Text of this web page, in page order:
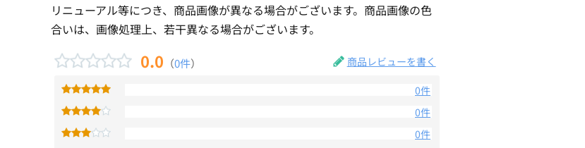
リニューアル等につき、商品画像が異なる場合がございます。商品画像の色
合いは、画像処理上、若干異なる場合がございます。
0.0 （0件） 商品レビューを書く
0件
0件
0件